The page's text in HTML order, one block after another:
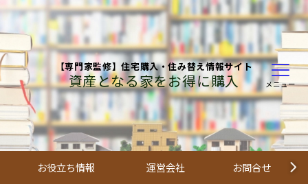
【専門家監修】住宅購入・住み替え情報サイト
資産となる家をお得に購入 メニュー
お役立ち情報 運営会社 お問合せ